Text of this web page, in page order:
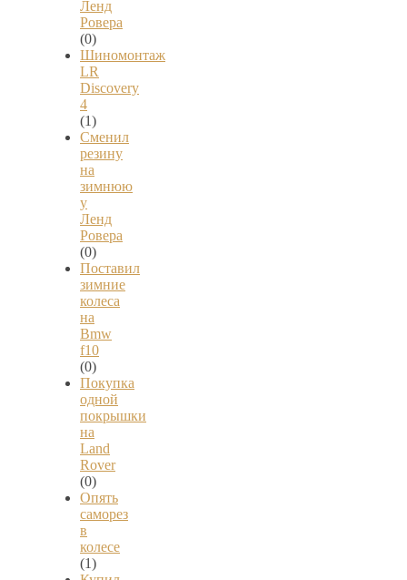
Ленд
Ровера
(0)
Шиномонтаж
LR
Discovery
4
(1)
Сменил
резину
на
зимнюю
у
Ленд
Ровера
(0)
Поставил
зимние
колеса
на
Bmw
f10
(0)
Покупка
одной
покрышки
на
Land
Rover
(0)
Опять
саморез
в
колесе
(1)